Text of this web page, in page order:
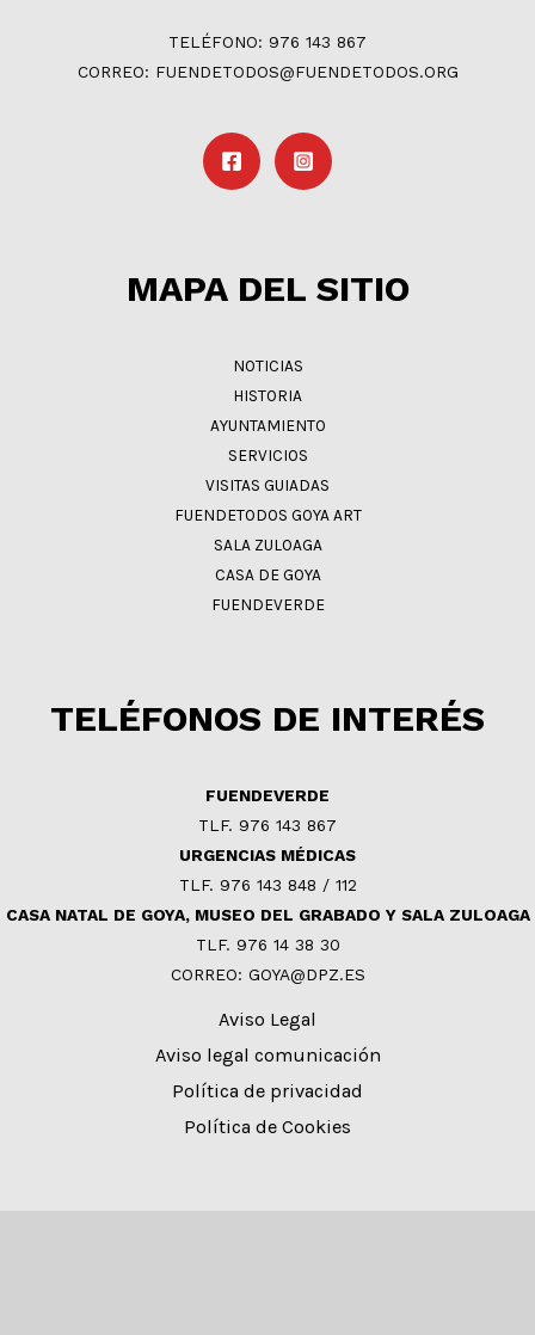
TELÉFONO: 976 143 867
CORREO: FUENDETODOS@FUENDETODOS.ORG
MAPA DEL SITIO
NOTICIAS
HISTORIA
AYUNTAMIENTO
SERVICIOS
VISITAS GUIADAS
FUENDETODOS GOYA ART
SALA ZULOAGA
CASA DE GOYA
FUENDEVERDE
TELÉFONOS DE INTERÉS
FUENDEVERDE
TLF. 976 143 867
URGENCIAS MÉDICAS
TLF. 976 143 848 / 112
CASA NATAL DE GOYA, MUSEO DEL GRABADO Y SALA ZULOAGA
TLF. 976 14 38 30
CORREO: GOYA@DPZ.ES
Aviso Legal
Aviso legal comunicación
Política de privacidad
Política de Cookies